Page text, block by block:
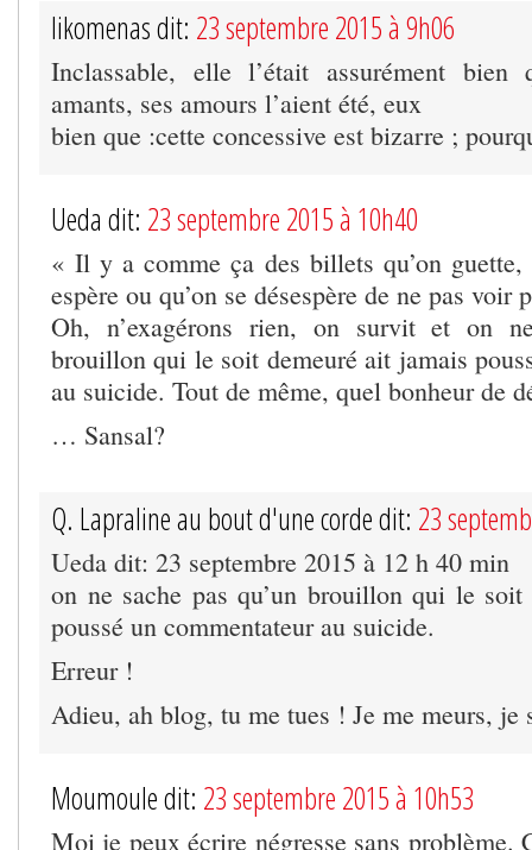
likomenas dit: 23 septembre 2015 à 9h06
Inclassable, elle l’était assurément bien
amants, ses amours l’aient été, eux
bien que :cette concessive est bizarre ;
Ueda dit: 23 septembre 2015 à 10h40
« Il y a comme ça des billets qu’on guette,
espère ou qu’on se désespère de ne pas voir
Oh, n’exagérons rien, on survit et on
brouillon qui le soit demeuré ait jamais
au suicide. Tout de même, quel bonheur de
… Sansal?
Q. Lapraline au bout d'une corde dit: 23
Ueda dit: 23 septembre 2015 à 12 h 40 min
on ne sache pas qu’un brouillon qui le
poussé un commentateur au suicide.
Erreur !
Adieu, ah blog, tu me tues ! Je me meurs, je
Moumoule dit: 23 septembre 2015 à 10h53
Moi je peux écrire négresse sans problème.